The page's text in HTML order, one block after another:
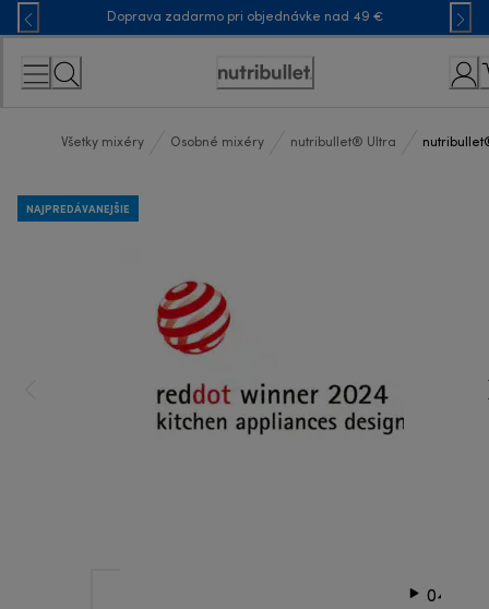
Skip
to
Content
Doprava zadarmo pri objednávke nad 49 €
Accessibility
Všetky mixéry Osobné mixéry nutribullet® Ultra
NAJPREDÁVANEJŠIE